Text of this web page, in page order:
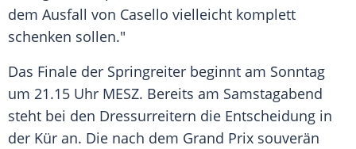
dem Ausfall von Casello vielleicht komplett
schenken sollen."
Das Finale der Springreiter beginnt am Sonntag
um 21.15 Uhr MESZ. Bereits am Samstagabend
steht bei den Dressurreitern die Entscheidung in
der Kür an. Die nach dem Grand Prix souverän